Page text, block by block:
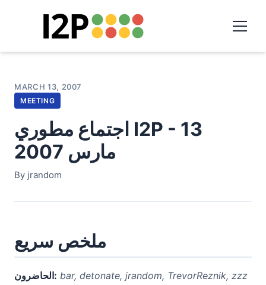
MARCH 13, 2007
MEETING
اجتماع مطوري I2P - 13
مارس 2007
By jrandom
ملخص سريع
الحاضرون: bar, detonate, jrandom, TrevorReznik, zzz